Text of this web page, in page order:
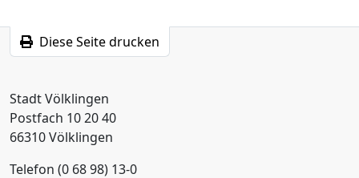
Diese Seite drucken
Stadt Völklingen
Postfach 10 20 40
66310 Völklingen
Telefon (0 68 98) 13-0